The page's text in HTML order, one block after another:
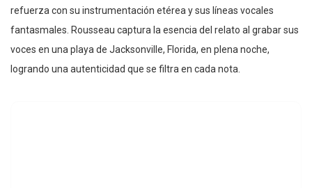
refuerza con su instrumentación etérea y sus líneas vocales
fantasmales. Rousseau captura la esencia del relato al grabar sus
voces en una playa de Jacksonville, Florida, en plena noche,
logrando una autenticidad que se filtra en cada nota.